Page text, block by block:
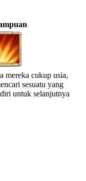
mereka cukup usia,
sesuatu yang
untuk selanjutnya